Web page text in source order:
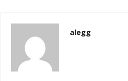
alegg